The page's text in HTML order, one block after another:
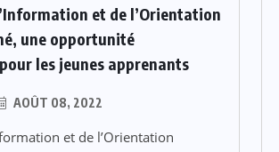
et de l’Orientation
une opportunité
les jeunes apprenants
AOÛT 08, 2022
et de l’Orientation